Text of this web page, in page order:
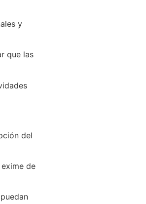
y
que las
del
de